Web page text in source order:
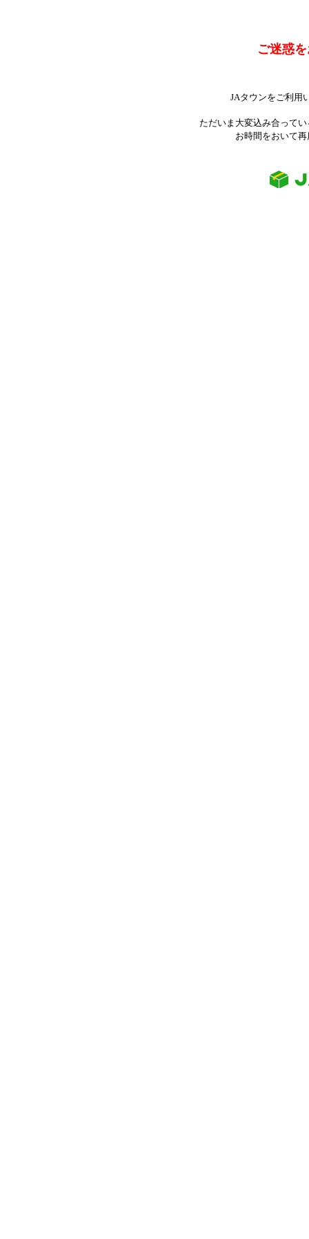
ご迷惑
JAタウンをご利用
ただいま大変込み合って
お時間をおいて